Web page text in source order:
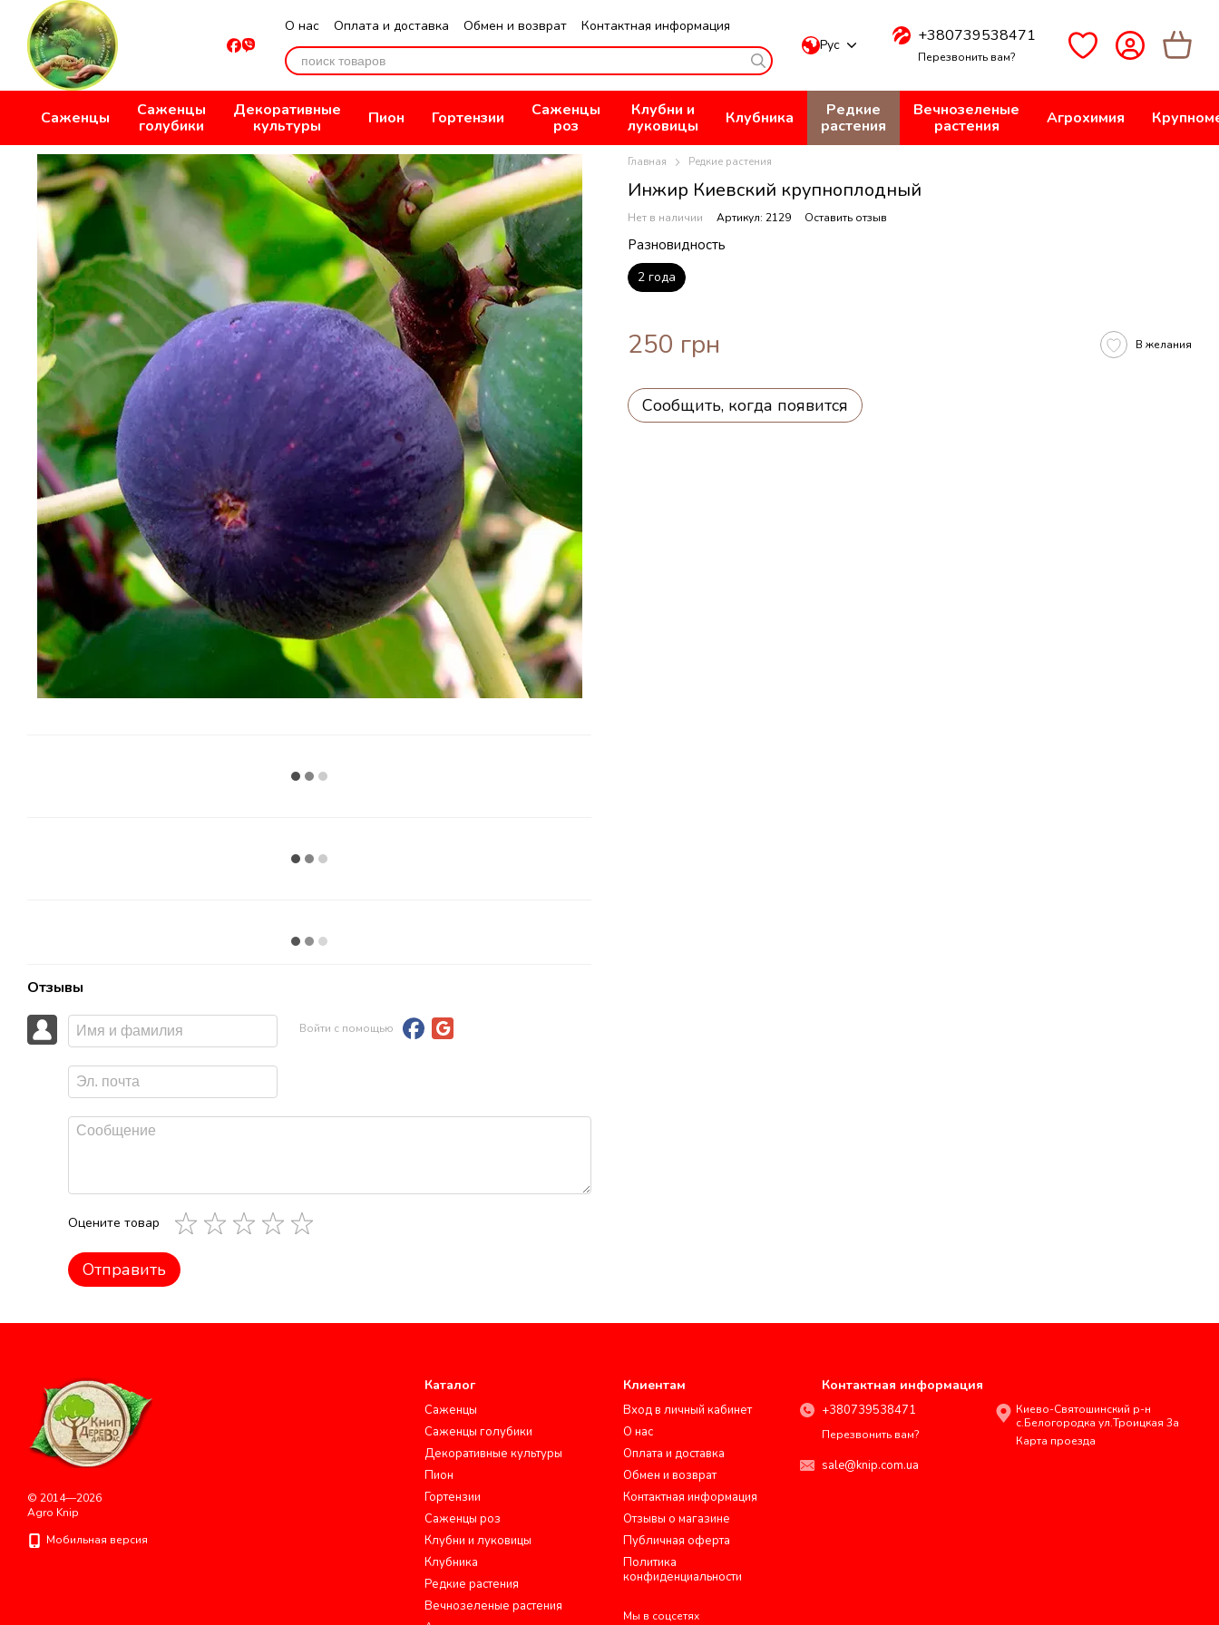
Перейти к основному контенту
О нас Оплата и доставка Обмен и возврат
Контактная информация
Отзывы о магазине
Публичная оферта Политика конфиденциальности Рус +380739538471
Перезвонить вам?
Саженцы
Саженцы
голубики
Декоративные
культуры
Пион Гортензии
Саженцы
роз
Клубни и
луковицы
Клубника
Редкие
растения
Вечнозеленые
растения
Агрохимия
Отзывы
Войти с помощью
Оцените товар
Отправить
Главная Редкие растения
Инжир Киевский крупноплодный
Нет в наличии Артикул: 2129 Оставить отзыв
Разновидность
2 года
250 грн В желания
Сообщить, когда появится
© 2014—2026
Agro Knip
Мобильная версия
Каталог
Саженцы
Саженцы голубики
Декоративные культуры
Пион
Гортензии
Саженцы роз
Клубни и луковицы
Клубника
Редкие растения
Вечнозеленые растения
Клиентам
Вход в личный кабинет
О нас
Оплата и доставка
Обмен и возврат
Контактная информация
Отзывы о магазине
Публичная оферта
Политика
конфиденциальности
Мы в соцсетях
Контактная информация
+380739538471
Перезвонить вам?
sale@knip.com.ua
Киево-Святошинский р-н
с.Белогородка ул.Троицкая 3а
Карта проезда